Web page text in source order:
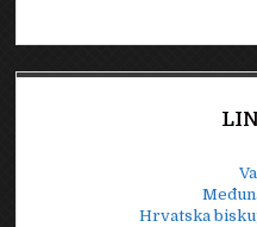
Hrvatska